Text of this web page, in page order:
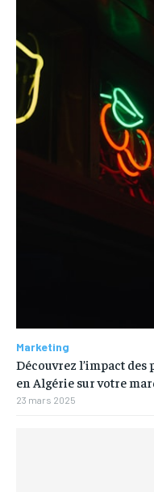
Marketing
Découvrez l’impact
en Algérie sur votre
23 mars 2025